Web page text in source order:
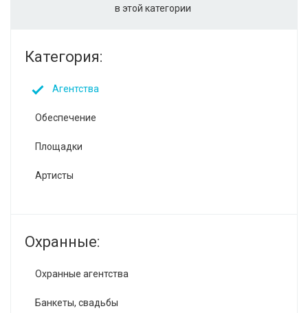
в этой категории
Категория:
Агентства
Обеспечение
Площадки
Артисты
Охранные:
Охранные агентства
Банкеты, свадьбы